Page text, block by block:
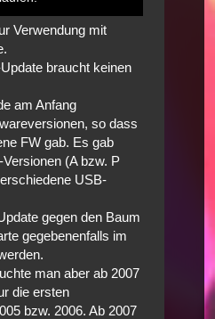
Verwendung mit
braucht keinen
am Anfang
so dass
FW gab. Es gab
(A bzw. P
USB-
gegen den Baum
gegebenenfalls im
man aber ab 2007
die ersten
bzw. 2006. Ab 2007